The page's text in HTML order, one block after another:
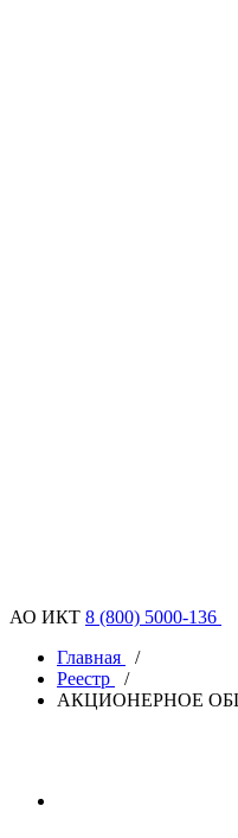
АО ИКТ 8 (800) 5000-136
Главная
/
Реестр
/
АКЦИОНЕРНОЕ